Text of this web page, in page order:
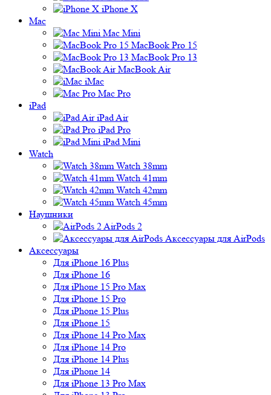
iPhone X
Mac
Mac Mini
MacBook Pro 15
MacBook Pro 13
MacBook Air
iMac
Mac Pro
iPad
iPad Air
iPad Pro
iPad Mini
Watch
Watch 38mm
Watch 41mm
Watch 42mm
Watch 45mm
Наушники
AirPods 2
Аксессуары для AirPods
Аксессуары
Для iPhone 16 Plus
Для iPhone 16
Для iPhone 15 Pro Max
Для iPhone 15 Pro
Для iPhone 15 Plus
Для iPhone 15
Для iPhone 14 Pro Max
Для iPhone 14 Pro
Для iPhone 14 Plus
Для iPhone 14
Для iPhone 13 Pro Max